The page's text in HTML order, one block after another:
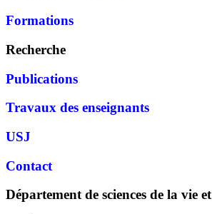
Formations
Recherche
Publications
Travaux des enseignants
USJ
Contact
Département de sciences de la vie